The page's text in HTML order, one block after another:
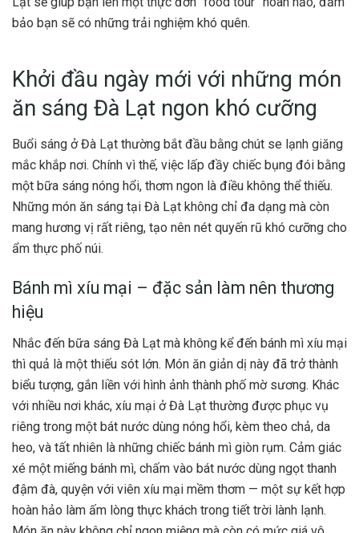
bảo bạn sẽ có những trải nghiệm khó quên.
Khởi đầu ngày mới với những món
ăn sáng Đà Lạt ngon khó cưỡng
Buổi sáng ở Đà Lạt thường bắt đầu bằng chút se lạnh giăng
mắc khắp nơi. Chính vì thế, việc lấp đầy chiếc bụng đói bằng
một bữa sáng nóng hổi, thơm ngon là điều không thể thiếu.
Những món ăn sáng tại Đà Lạt không chỉ đa dạng mà còn
mang hương vị rất riêng, tạo nên nét quyến rũ khó cưỡng cho
ẩm thực phố núi.
Bánh mì xíu mại – đặc sản làm nên thương
hiệu
Nhắc đến bữa sáng Đà Lạt mà không kể đến bánh mì xíu mại
thì quả là một thiếu sót lớn. Món ăn giản dị này đã trở thành
biểu tượng, gắn liền với hình ảnh thành phố mờ sương. Khác
với nhiều nơi khác, xíu mại ở Đà Lạt thường được phục vụ
riêng trong một bát nước dùng nóng hổi, kèm theo chả, da
heo, và tất nhiên là những chiếc bánh mì giòn rụm. Cảm giác
xé một miếng bánh mì, chấm vào bát nước dùng ngọt thanh
đậm đà, quyện với viên xíu mại mềm thơm — một sự kết hợp
hoàn hảo làm ấm lòng thực khách trong tiết trời lành lạnh.